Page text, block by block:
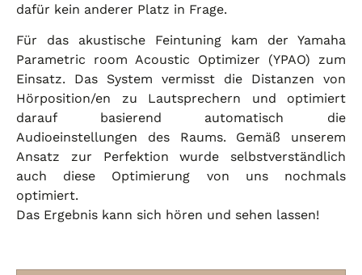
dafür kein anderer Platz in Frage.
Für das akustische Feintuning kam der Yamaha
Parametric room Acoustic Optimizer (YPAO) zum
Einsatz. Das System vermisst die Distanzen von
Hörposition/en zu Lautsprechern und optimiert
darauf basierend automatisch die
Audioeinstellungen des Raums. Gemäß unserem
Ansatz zur Perfektion wurde selbstverständlich
auch diese Optimierung von uns nochmals
optimiert.
Das Ergebnis kann sich hören und sehen lassen!